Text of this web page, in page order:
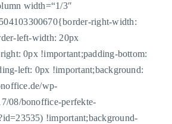
width=“1/3″
right-width:
left-width: 20px
0px !important;padding-bottom:
left: 0px !important;background:
wp-
08/bonoffice-perfekte-
!important;background-